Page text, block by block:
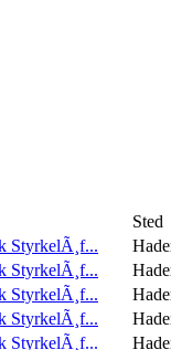
Sted
StyrkelÃ¸f...
StyrkelÃ¸f...
StyrkelÃ¸f...
StyrkelÃ¸f...
StyrkelÃ¸f...